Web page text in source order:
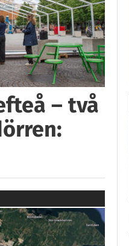
– två